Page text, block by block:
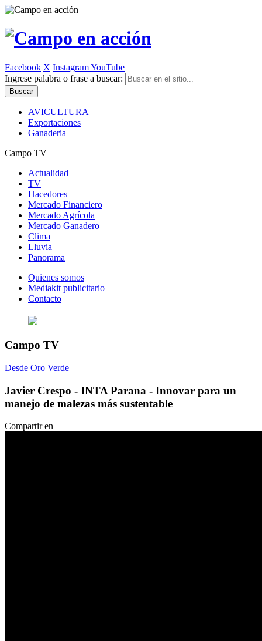
Facebook X InstagramYouTube
Ingrese palabra o frase a buscar:
AVICULTURA
Exportaciones
Ganaderia
Campo TV
Actualidad
TV
Hacedores
Mercado Financiero
Mercado Agrícola
Mercado Ganadero
Clima
Lluvia
Panorama
Quienes somos
Mediakit publicitario
Contacto
Campo TV
Desde Oro Verde
Javier Crespo - INTA Parana - Innovar para un
manejo de malezas más sustentable
Compartir en